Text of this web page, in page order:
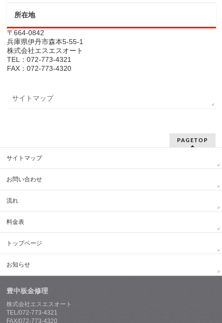
所在地
〒664-0842
兵庫県伊丹市森本5-55-1
株式会社エスエスオート
TEL：072-773-4321
FAX：072-773-4320
サイトマップ
PAGETOP
サイトマップ
お問い合わせ
流れ
料金表
トップページ
お知らせ
豊中板金修理
株式会社エスエスオート
TEL/072-773-4321
FAX/072-773-4320